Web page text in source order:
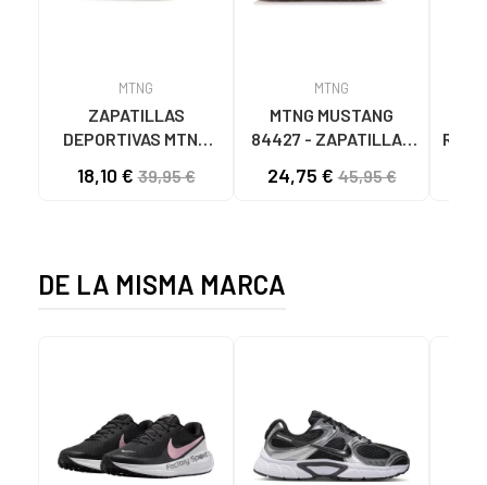
MTNG
ZAPATILLAS
DEPORTIVAS MTNG
HOMBRE
18,10 €39,95 €
MTNG
MTNG MUSTANG
84427 - ZAPATILLAS
KAKI MARRÓN
24,75 €45,95 €
DE LA MISMA MARCA